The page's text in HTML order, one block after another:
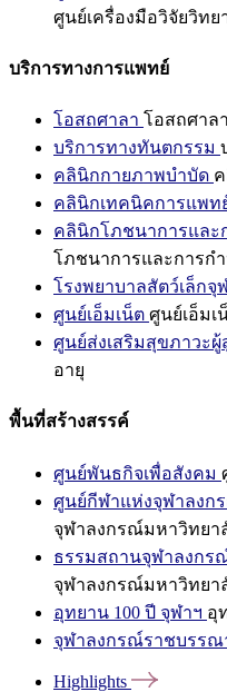
ศูนย์เครื่องมือวิจัยวิทย
บริการทางการแพทย์
โอสถศาลา โอสถศาลา
บริการทางทันตกรรม
คลินิกกายภาพบำบัด
คลินิกเทคนิคการแพท
คลินิกโภชนาการและ
โภชนาการและการก
โรงพยาบาลสัตว์เล็กจุ
ศูนย์เอ็มเน็ต ศูนย์เอ็มเ
ศูนย์ส่งเสริมสุขภาวะผู้
อายุ
พื้นที่สร้างสรรค์
ศูนย์พันธกิจเพื่อสังคม
ศูนย์กีฬาแห่งจุฬาลงก
จุฬาลงกรณ์มหาวิทยา
ธรรมสถานจุฬาลงกร
จุฬาลงกรณ์มหาวิทยา
อุทยาน 100 ปี จุฬาฯ อุ
จุฬาลงกรณ์ราชบรรณ
Highlights